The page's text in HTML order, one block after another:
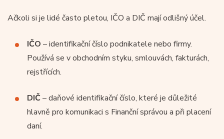
Ačkoli si je lidé často pletou, IČO a DIČ mají odlišný účel.
IČO – identifikační číslo podnikatele nebo firmy.
Používá se v obchodním styku, smlouvách, fakturách,
rejstřících.
DIČ– daňové identifikační číslo, které je důležité
hlavně pro komunikaci s Finanční správou a při placení
daní.